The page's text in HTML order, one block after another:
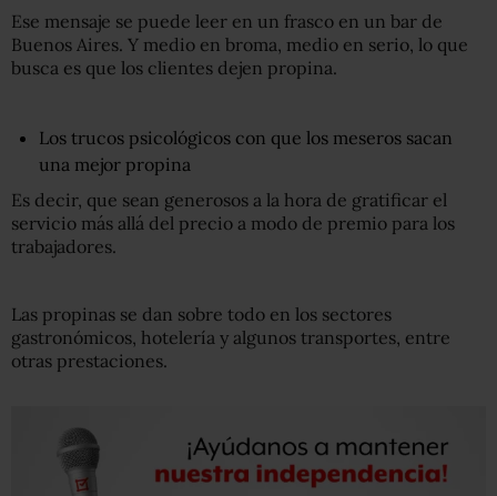
Ese mensaje se puede leer en un frasco en un bar de
Buenos Aires. Y medio en broma, medio en serio, lo que
busca es que los clientes dejen propina.
Los trucos psicológicos con que los meseros sacan
una mejor propina
Es decir, que sean generosos a la hora de gratificar el
servicio más allá del precio a modo de premio para los
trabajadores.
Las propinas se dan sobre todo en los sectores
gastronómicos, hotelería y algunos transportes, entre
otras prestaciones.